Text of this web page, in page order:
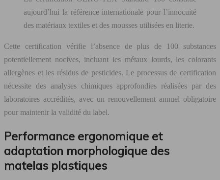
aujourd’hui la référence internationale pour l’innocuité
des matériaux textiles et des mousses utilisées en literie.
Cette certification vérifie l’absence de plus de 100 substances
potentiellement nocives, incluant les métaux lourds, les colorants
allergènes et les résidus de pesticides. Le processus de certification
nécessite des analyses chimiques approfondies réalisées par des
laboratoires accrédités, avec un renouvellement annuel obligatoire
pour maintenir la validité du label.
Performance ergonomique et
adaptation morphologique des
matelas plastiques